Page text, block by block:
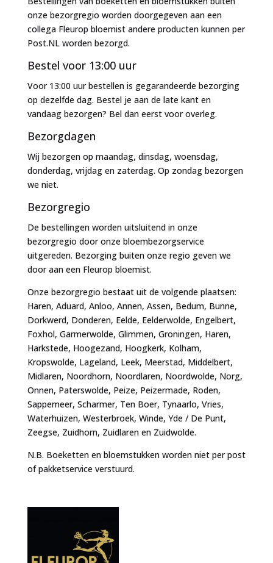
onze bezorgregio worden doorgegeven aan een
collega Fleurop bloemist andere producten kunnen per
Post.NL worden bezorgd.
Bestel voor 13:00 uur
Voor 13:00 uur bestellen is gegarandeerde bezorging
op dezelfde dag. Bestel je aan de late kant en
vandaag bezorgen? Bel dan eerst voor overleg.
Bezorgdagen
Wij bezorgen op maandag, dinsdag, woensdag,
donderdag, vrijdag en zaterdag. Op zondag bezorgen
we niet.
Bezorgregio
De bestellingen worden uitsluitend in onze
bezorgregio door onze bloembezorgservice
uitgereden. Bezorging buiten onze regio geven we
door aan een Fleurop bloemist.
Onze bezorgregio bestaat uit de volgende plaatsen:
Haren, Aduard, Anloo, Annen, Assen, Bedum, Bunne,
Dorkwerd, Donderen, Eelde, Eelderwolde, Engelbert,
Foxhol, Garmerwolde, Glimmen, Groningen, Haren,
Harkstede, Hoogezand, Hoogkerk, Kolham,
Kropswolde, Lageland, Leek, Meerstad, Middelbert,
Midlaren, Noordhorn, Noordlaren, Noordwolde, Norg,
Onnen, Paterswolde, Peize, Peizermade, Roden,
Sappemeer, Scharmer, Ten Boer, Tynaarlo, Vries,
Waterhuizen, Westerbroek, Winde, Yde / De Punt,
Zeegse, Zuidhorn, Zuidlaren en Zuidwolde.
N.B. Boeketten en bloemstukken worden niet per post
of pakketservice verstuurd.